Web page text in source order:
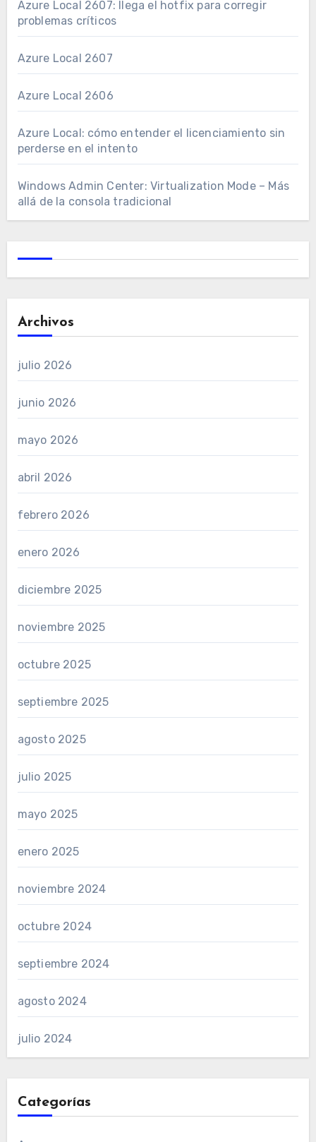
Azure Local 2607: llega el hotfix para corregir
problemas críticos
Azure Local 2607
Azure Local 2606
Azure Local: cómo entender el licenciamiento sin
perderse en el intento
Windows Admin Center: Virtualization Mode – Más
allá de la consola tradicional
Archivos
julio 2026
junio 2026
mayo 2026
abril 2026
febrero 2026
enero 2026
diciembre 2025
noviembre 2025
octubre 2025
septiembre 2025
agosto 2025
julio 2025
mayo 2025
enero 2025
noviembre 2024
octubre 2024
septiembre 2024
agosto 2024
julio 2024
Categorías